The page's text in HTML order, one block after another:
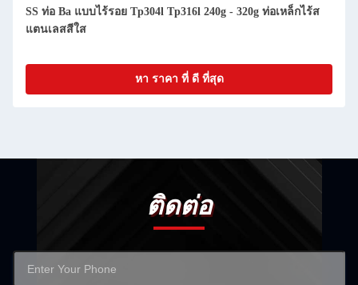
SS ท่อ Ba แบบไร้รอย Tp304l Tp316l 240g - 320g ท่อเหล็กไร้ส
แตนเลสสีใส
หา ราคา ที่ ดี ที่สุด
ติดต่อ